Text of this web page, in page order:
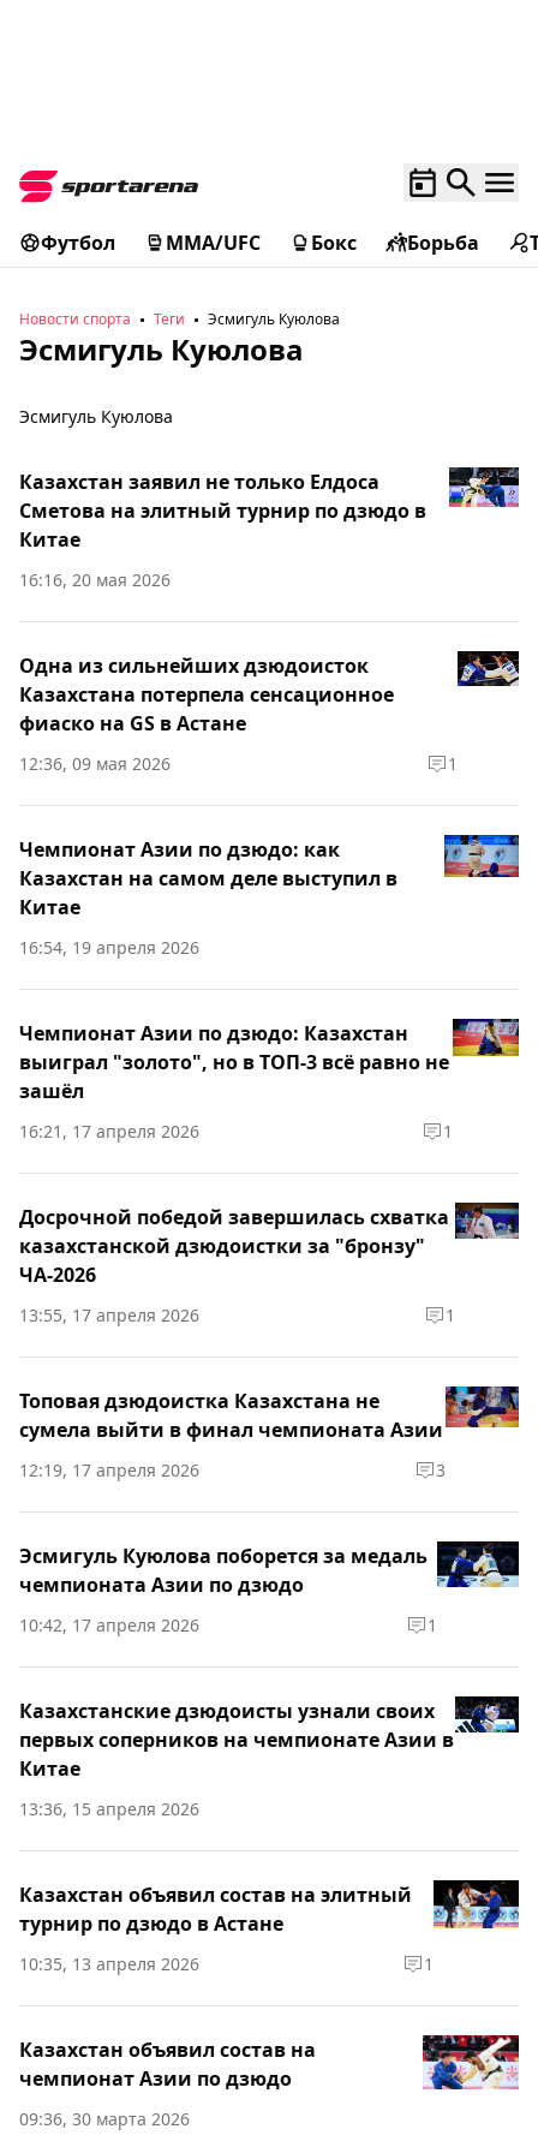
Футбол MMA/UFC Бокс Борьба
Новости спорта Теги Эсмигуль Куюлова
Эсмигуль Куюлова
Эсмигуль Куюлова
Казахстан заявил не только Елдоса
Сметова на элитный турнир по дзюдо в
Китае
16:16, 20 мая 2026
Одна из сильнейших дзюдоисток
Казахстана потерпела сенсационное
фиаско на GS в Астане
12:36, 09 мая 2026 1
Чемпионат Азии по дзюдо: как
Казахстан на самом деле выступил в
Китае
16:54, 19 апреля 2026
Чемпионат Азии по дзюдо: Казахстан
выиграл "золото", но в ТОП-3 всё равно не
зашёл
16:21, 17 апреля 2026 1
Досрочной победой завершилась схватка
казахстанской дзюдоистки за "бронзу"
ЧА-2026
13:55, 17 апреля 2026 1
Топовая дзюдоистка Казахстана не
сумела выйти в финал чемпионата Азии
12:19, 17 апреля 2026 3
Эсмигуль Куюлова поборется за медаль
чемпионата Азии по дзюдо
10:42, 17 апреля 2026 1
Казахстанские дзюдоисты узнали своих
первых соперников на чемпионате Азии в
Китае
13:36, 15 апреля 2026
Казахстан объявил состав на элитный
турнир по дзюдо в Астане
10:35, 13 апреля 2026 1
Казахстан объявил состав на
чемпионат Азии по дзюдо
09:36, 30 марта 2026